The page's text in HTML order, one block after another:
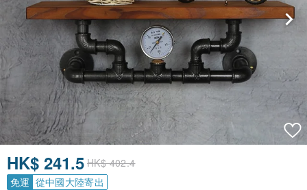
HK$ 241.5 HK$ 402.4
免運 從中國大陸寄出